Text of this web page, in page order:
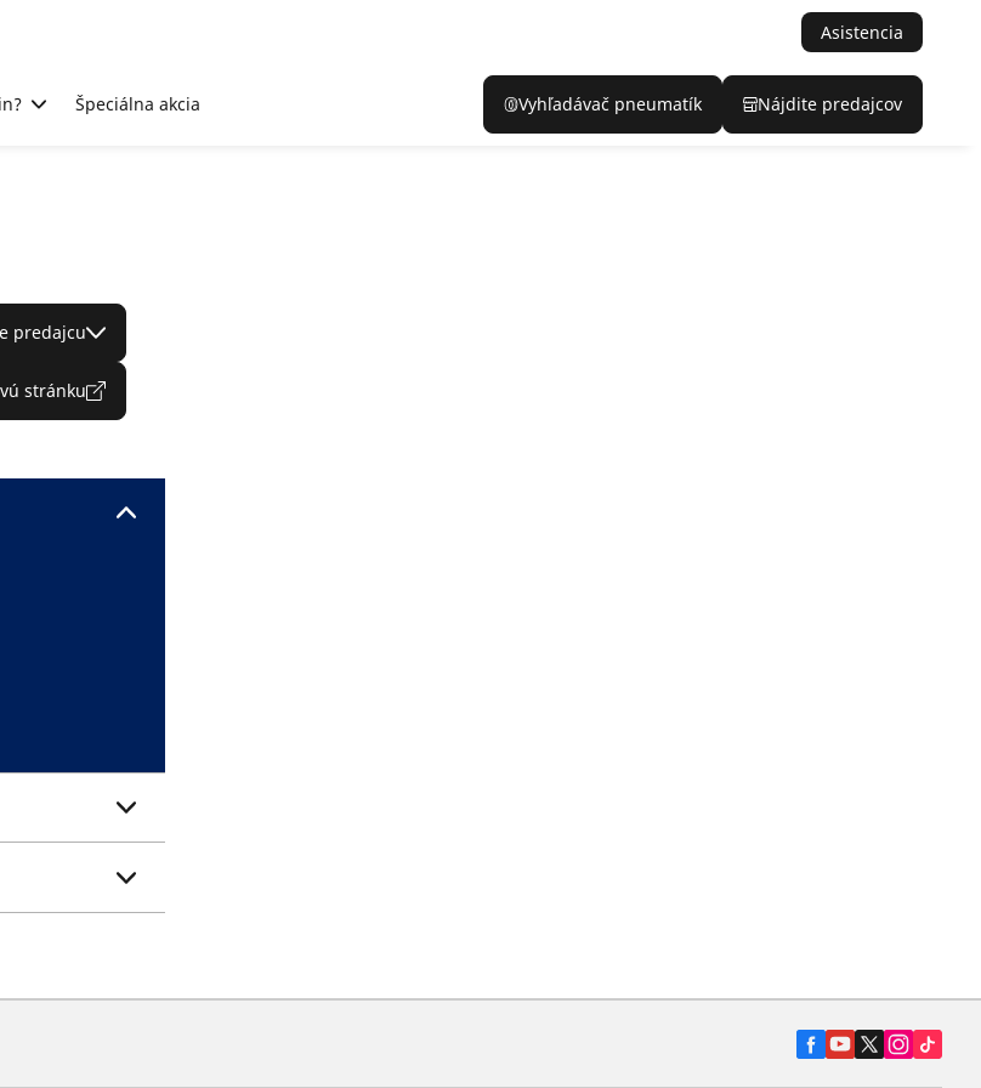
Asistencia
Špeciálna akcia Vyhľadávač pneumatík Nájdite predajcov
predajcu
stránku